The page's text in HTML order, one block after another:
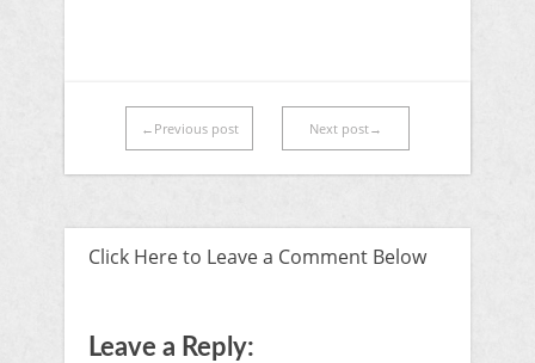
←Previous post Next post→
Click Here to Leave a Comment Below
Leave a Reply: